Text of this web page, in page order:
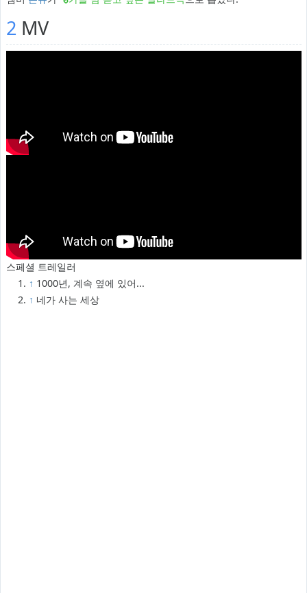
2 MV
스페셜 트레일러
↑ 1000년, 계속 옆에 있어...
↑ 네가 사는 세상